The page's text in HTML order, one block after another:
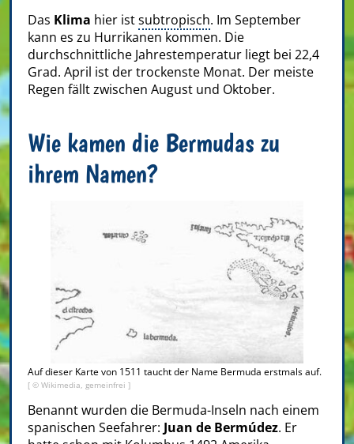
Das Klima hier istsubtropisch. Im September
kann es zu Hurrikanen kommen. Die
durchschnittliche Jahrestemperatur liegt bei 22,4
Grad. April ist der trockenste Monat. Der meiste
Regen fällt zwischen August und Oktober.
Wie kamen die Bermudas zu
ihrem Namen?
Auf dieser Karte von 1511 taucht der Name Bermuda erstmals auf.
[ © Wikimedia, gemeinfrei ]
Benannt wurden die Bermuda-Inseln nach einem
spanischen Seefahrer: Juan de Bermúdez. Er